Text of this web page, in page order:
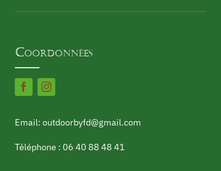
Coordonnées
Email: outdoorbyfd@gmail.com
Téléphone : 06 40 88 48 41